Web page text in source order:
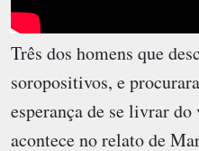
Três dos homens que
soropositivos, e
esperança de se livrar
acontece no relato de